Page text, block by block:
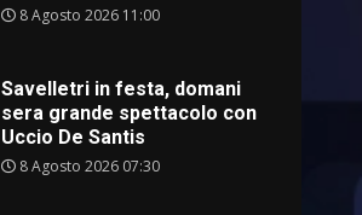
8 Agosto 2026 11:00
Savelletri in festa, domani
sera grande spettacolo con
Uccio De Santis
8 Agosto 2026 07:30